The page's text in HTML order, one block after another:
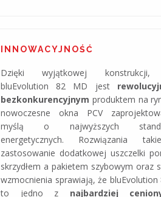
INNOWACYJNOŚĆ
Dzięki wyjątkowej konstrukcji,
bluEvolution 82 MD jest
bezkonkurencyjnym produktem na
nowoczesne okna PCV
myślą o najwyższych
energetycznych. Rozwiązania
zastosowanie dodatkowej uszczelki
skrzydłem a pakietem szybowym oraz
wzmocnienia sprawiają, że bluEvolution
to jedno z najbardziej
SYSTEM MB-86
Najcieplejszy system do
budynkach